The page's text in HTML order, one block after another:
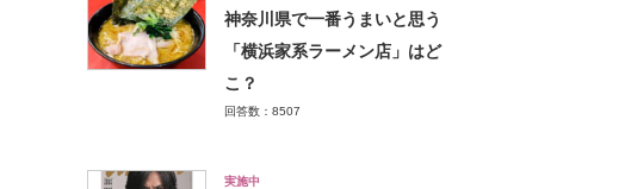
神奈川県で一番うまいと思う
「横浜家系ラーメン店」はど
こ？
回答数：8507
実施中